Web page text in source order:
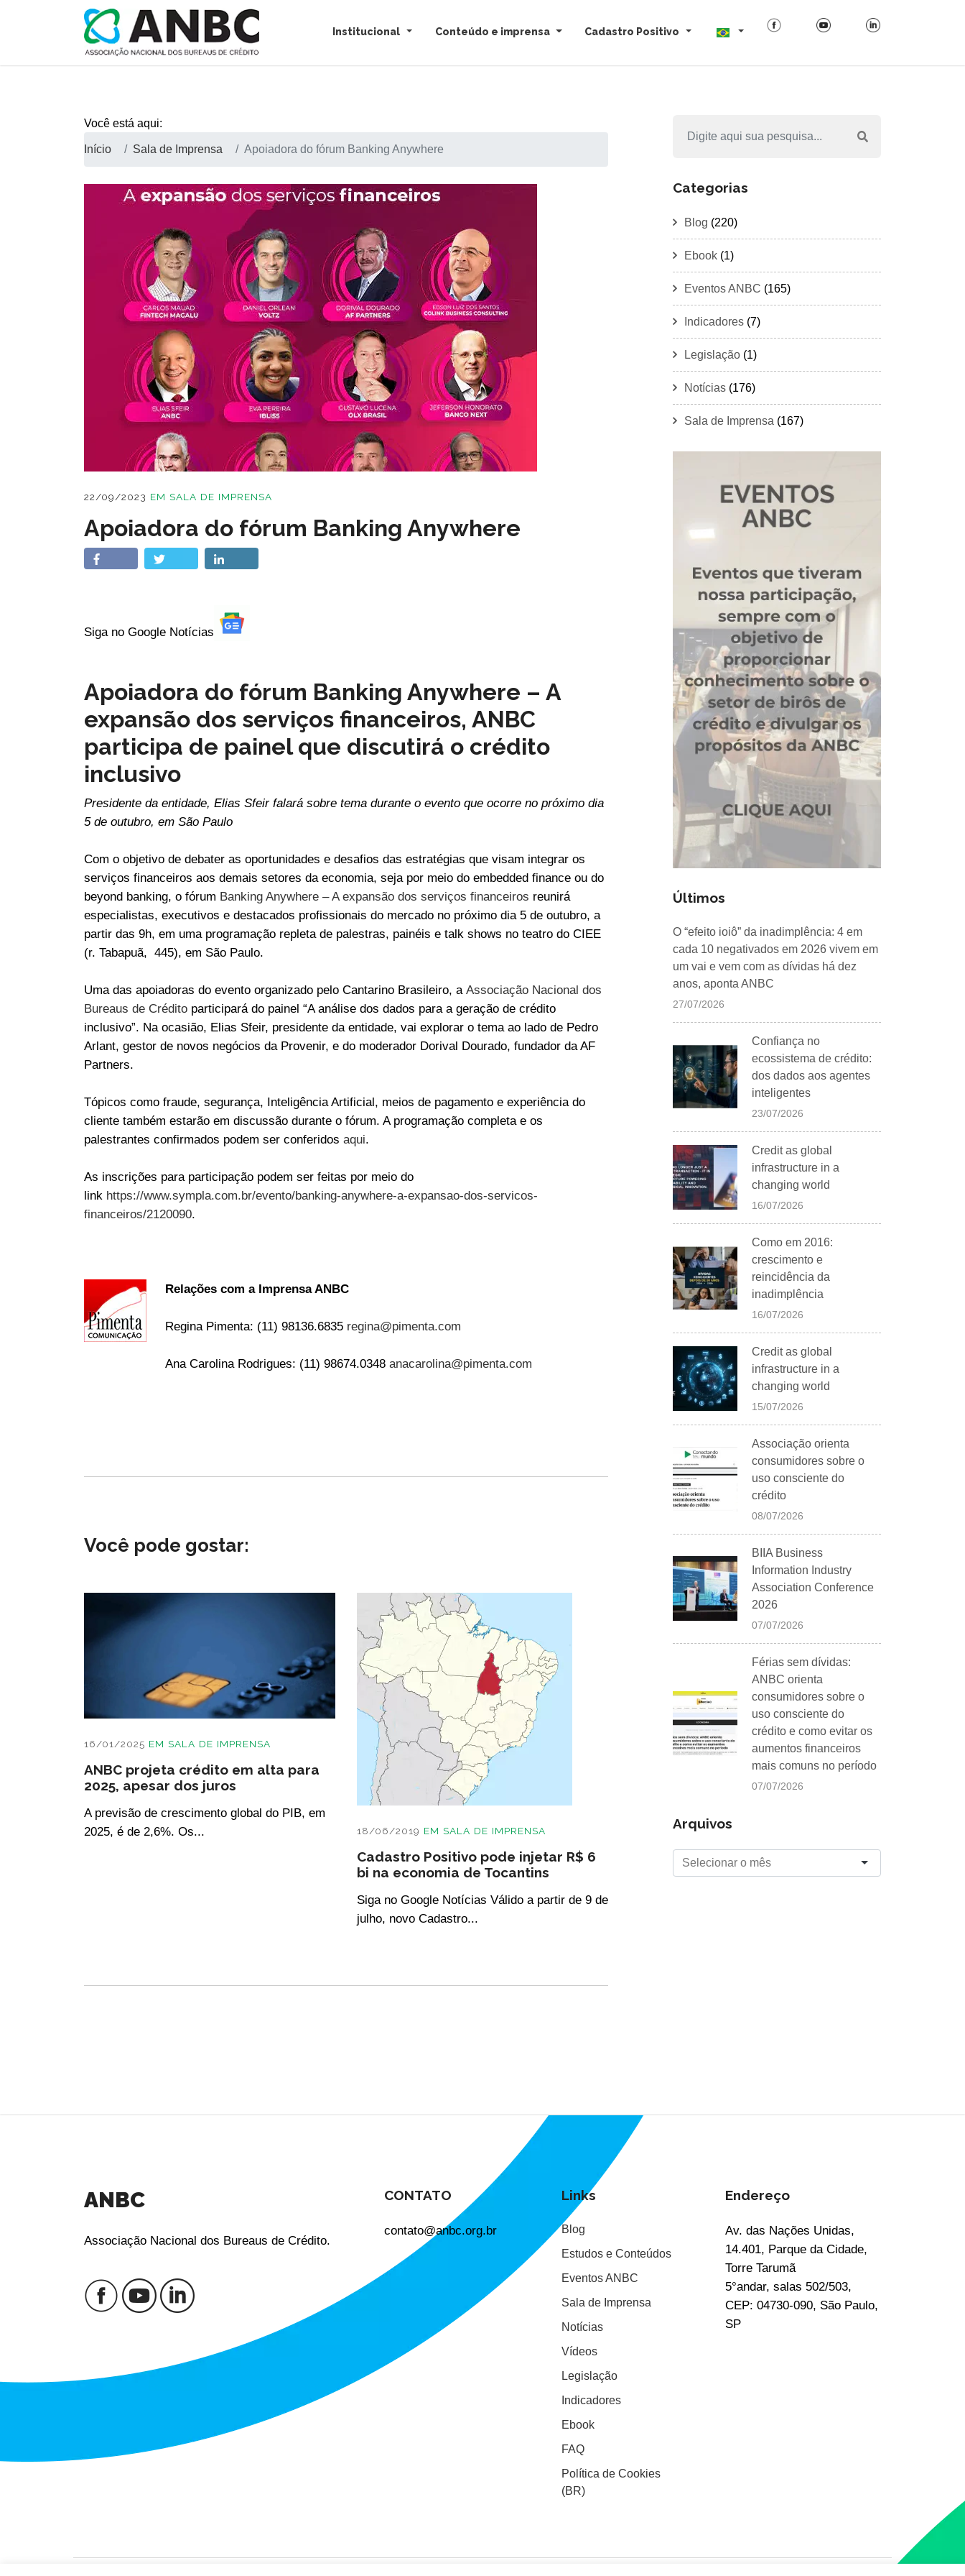
Institucional Conteúdo e imprensa Cadastro Positivo
Você está aqui:
Início Sala de Imprensa Apoiadora do fórum Banking Anywhere
22/09/2023 EM SALA DE IMPRENSA
Apoiadora do fórum Banking Anywhere
Siga no Google Notícias
Apoiadora do fórum Banking Anywhere – A
expansão dos serviços financeiros, ANBC
participa de painel que discutirá o crédito
inclusivo
Presidente da entidade, Elias Sfeir falará sobre tema durante o evento que ocorre no próximo dia
5 de outubro, em São Paulo
Com o objetivo de debater as oportunidades e desafios das estratégias que visam integrar os
serviços financeiros aos demais setores da economia, seja por meio do embedded finance ou do
beyond banking, o fórum Banking Anywhere – A expansão dos serviços financeiros reunirá
especialistas, executivos e destacados profissionais do mercado no próximo dia 5 de outubro, a
partir das 9h, em uma programação repleta de palestras, painéis e talk shows no teatro do CIEE
(r. Tabapuã, 445), em São Paulo.
Uma das apoiadoras do evento organizado pelo Cantarino Brasileiro, a Associação Nacional dos
Bureaus de Crédito participará do painel “A análise dos dados para a geração de crédito
inclusivo”. Na ocasião, Elias Sfeir, presidente da entidade, vai explorar o tema ao lado de Pedro
Arlant, gestor de novos negócios da Provenir, e do moderador Dorival Dourado, fundador da AF
Partners.
Tópicos como fraude, segurança, Inteligência Artificial, meios de pagamento e experiência do
cliente também estarão em discussão durante o fórum. A programação completa e os
palestrantes confirmados podem ser conferidos aqui.
As inscrições para participação podem ser feitas por meio do
link https://www.sympla.com.br/evento/banking-anywhere-a-expansao-dos-servicos-
financeiros/2120090.
Relações com a Imprensa ANBC
Regina Pimenta: (11) 98136.6835 regina@pimenta.com
Ana Carolina Rodrigues: (11) 98674.0348anacarolina@pimenta.com
Você pode gostar:
16/01/2025 EM SALA DE IMPRENSA
ANBC projeta crédito em alta para
2025, apesar dos juros
A previsão de crescimento global do PIB, em
2025, é de 2,6%. Os...
18/06/2019 EM SALA DE IMPRENSA
Cadastro Positivo pode injetar R$ 6
bi na economia de Tocantins
Siga no Google Notícias Válido a partir de 9 de
julho, novo Cadastro...
Categorias
Blog (220)
Ebook (1)
Eventos ANBC (165)
Indicadores (7)
Legislação (1)
Notícias (176)
Sala de Imprensa (167)
Últimos
O “efeito ioiô” da inadimplência: 4 em
cada 10 negativados em 2026 vivem em
um vai e vem com as dívidas há dez
anos, aponta ANBC
27/07/2026
Confiança no
ecossistema de crédito:
dos dados aos agentes
inteligentes
23/07/2026
Credit as global
infrastructure in a
changing world
16/07/2026
Como em 2016:
crescimento e
reincidência da
inadimplência
16/07/2026
Credit as global
infrastructure in a
changing world
15/07/2026
Associação orienta
consumidores sobre o
uso consciente do
crédito
08/07/2026
BIIA Business
Information Industry
Association Conference
2026
07/07/2026
Férias sem dívidas:
ANBC orienta
consumidores sobre o
uso consciente do
crédito e como evitar os
aumentos financeiros
mais comuns no período
07/07/2026
Arquivos
ANBC
Associação Nacional dos Bureaus de Crédito.
CONTATO
contato@anbc.org.br
Links
Blog
Estudos e Conteúdos
Eventos ANBC
Sala de Imprensa
Notícias
Vídeos
Legislação
Indicadores
Ebook
FAQ
Política de Cookies
(BR)
Endereço
Av. das Nações Unidas,
14.401, Parque da Cidade,
Torre Tarumã
5°andar, salas 502/503,
CEP: 04730-090, São Paulo,
SP